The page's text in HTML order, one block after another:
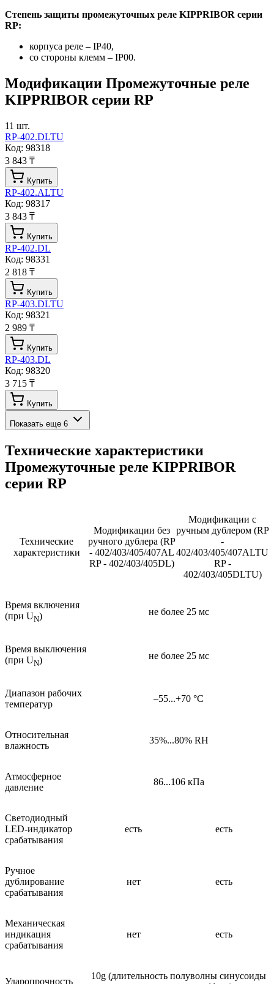
Степень защиты промежуточных реле KIPPRIBOR серии
RP:
корпуса реле – IP40,
со стороны клемм – IР00.
Модификации Промежуточные реле
KIPPRIBOR серии RP
11 шт.
RP-402.DLTU
Код: 98318
3 843 ₸
Купить
RP-402.ALTU
Код: 98317
3 843 ₸
Купить
RP-402.DL
Код: 98331
2 818 ₸
Купить
RP-403.DLTU
Код: 98321
2 989 ₸
Купить
RP-403.DL
Код: 98320
3 715 ₸
Купить
Показать еще 6
Технические характеристики
Промежуточные реле KIPPRIBOR
серии RP
Технические
характеристики
Модификации без
ручного дублера (RP
- 402/403/405/407AL
RP - 402/403/405DL)
Модификации с
ручным дублером (RP
-
402/403/405/407ALTU
RP -
402/403/405DLTU)
Время включения
(при UN) не более 25 мс
Время выключения
(при UN) не более 25 мс
Диапазон рабочих
температур
–55...+70 °С
Относительная
влажность
35%...80% RH
Атмосферное
давление
86...106 кПа
Светодиодный
LED-индикатор
срабатывания
есть есть
Ручное
дублирование
срабатывания
нет есть
Механическая
индикация
срабатывания
нет есть
Ударопрочность
10g (длительность полуволны синусоиды